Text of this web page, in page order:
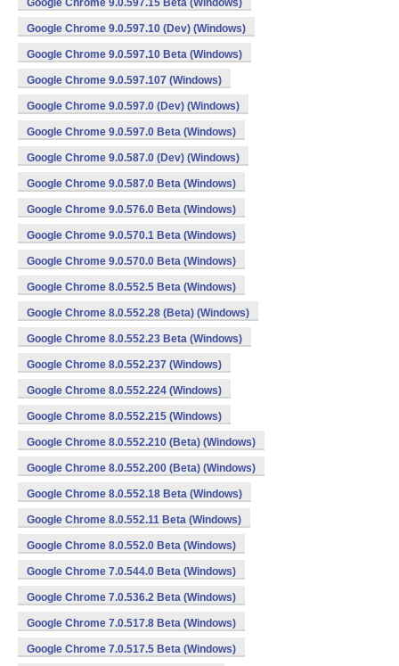
Google Chrome 9.0.597.15 Beta (Windows)
Google Chrome 9.0.597.10 (Dev) (Windows)
Google Chrome 9.0.597.10 Beta (Windows)
Google Chrome 9.0.597.107 (Windows)
Google Chrome 9.0.597.0 (Dev) (Windows)
Google Chrome 9.0.597.0 Beta (Windows)
Google Chrome 9.0.587.0 (Dev) (Windows)
Google Chrome 9.0.587.0 Beta (Windows)
Google Chrome 9.0.576.0 Beta (Windows)
Google Chrome 9.0.570.1 Beta (Windows)
Google Chrome 9.0.570.0 Beta (Windows)
Google Chrome 8.0.552.5 Beta (Windows)
Google Chrome 8.0.552.28 (Beta) (Windows)
Google Chrome 8.0.552.23 Beta (Windows)
Google Chrome 8.0.552.237 (Windows)
Google Chrome 8.0.552.224 (Windows)
Google Chrome 8.0.552.215 (Windows)
Google Chrome 8.0.552.210 (Beta) (Windows)
Google Chrome 8.0.552.200 (Beta) (Windows)
Google Chrome 8.0.552.18 Beta (Windows)
Google Chrome 8.0.552.11 Beta (Windows)
Google Chrome 8.0.552.0 Beta (Windows)
Google Chrome 7.0.544.0 Beta (Windows)
Google Chrome 7.0.536.2 Beta (Windows)
Google Chrome 7.0.517.8 Beta (Windows)
Google Chrome 7.0.517.5 Beta (Windows)